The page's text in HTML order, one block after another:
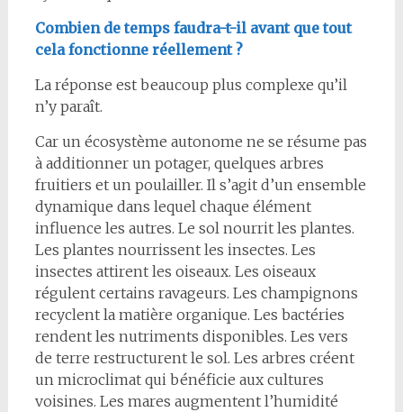
Combien de temps faudra-t-il avant que tout
cela fonctionne réellement ?
La réponse est beaucoup plus complexe qu’il
n’y paraît.
Car un écosystème autonome ne se résume pas
à additionner un potager, quelques arbres
fruitiers et un poulailler. Il s’agit d’un ensemble
dynamique dans lequel chaque élément
influence les autres. Le sol nourrit les plantes.
Les plantes nourrissent les insectes. Les
insectes attirent les oiseaux. Les oiseaux
régulent certains ravageurs. Les champignons
recyclent la matière organique. Les bactéries
rendent les nutriments disponibles. Les vers
de terre restructurent le sol. Les arbres créent
un microclimat qui bénéficie aux cultures
voisines. Les mares augmentent l’humidité